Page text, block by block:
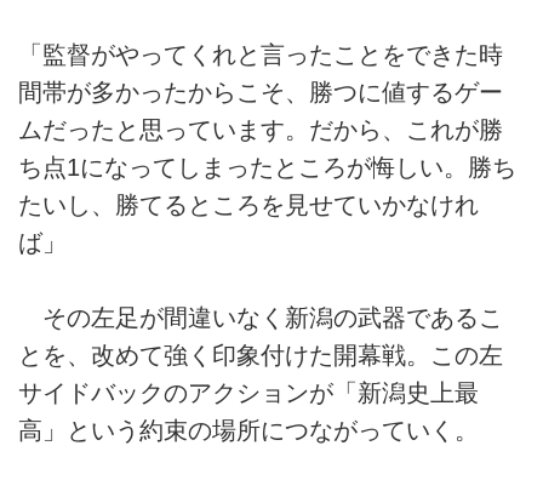
「監督がやってくれと言ったことをできた時
間帯が多かったからこそ、勝つに値するゲー
ムだったと思っています。だから、これが勝
ち点1になってしまったところが悔しい。勝ち
たいし、勝てるところを見せていかなけれ
ば」
その左足が間違いなく新潟の武器であるこ
とを、改めて強く印象付けた開幕戦。この左
サイドバックのアクションが「新潟史上最
高」という約束の場所につながっていく。